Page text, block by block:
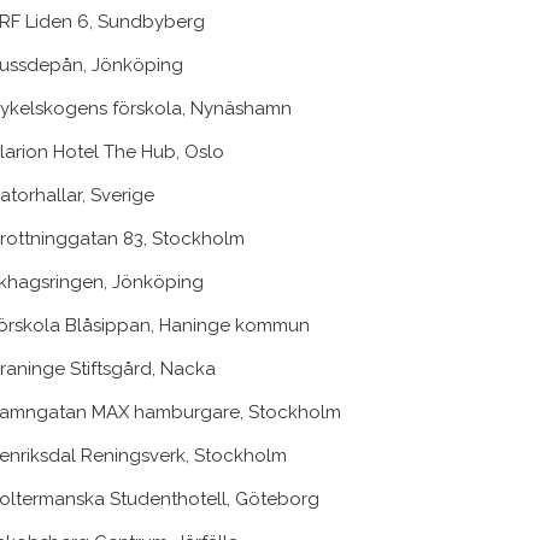
Liden 6, Sundbyberg
Jönköping
förskola, Nynäshamn
Hotel The Hub, Oslo
Sverige
83, Stockholm
Jönköping
Blåsippan, Haninge kommun
Stiftsgård, Nacka
MAX hamburgare, Stockholm
Reningsverk, Stockholm
Studenthotell, Göteborg